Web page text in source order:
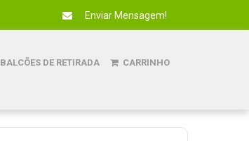
Enviar Mensagem!
BALCÕES DE RETIRADA CARRINHO